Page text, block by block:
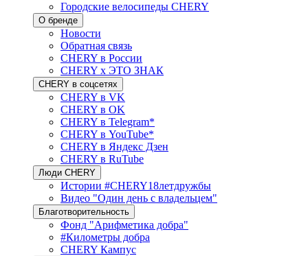
Городские велосипеды CHERY
О бренде
Новости
Обратная связь
CHERY в России
CHERY x ЭТО ЗНАК
CHERY в соцсетях
CHERY в VK
CHERY в OK
CHERY в Telegram*
CHERY в YouTube*
CHERY в Яндекс Дзен
CHERY в RuTube
Люди CHERY
Истории #CHERY18летдружбы
Видео "Один день с владельцем"
Благотворительность
Фонд "Арифметика добра"
#Километры добра
CHERY Кампус